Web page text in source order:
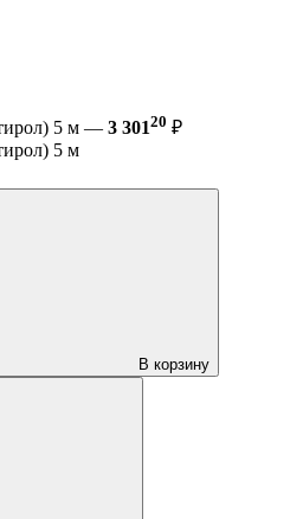
5 м — 3 30120 ₽
5 м
В корзину